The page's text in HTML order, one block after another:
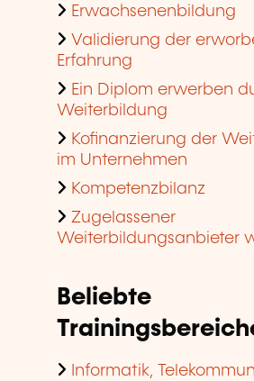
Erwachsenenbildung
Validierung der
Erfahrung
Ein Diplom erwerben
Weiterbildung
Kofinanzierung der
im Unternehmen
Kompetenzbilanz
Zugelassener
Weiterbildungsanbieter
Beliebte
Informatik,